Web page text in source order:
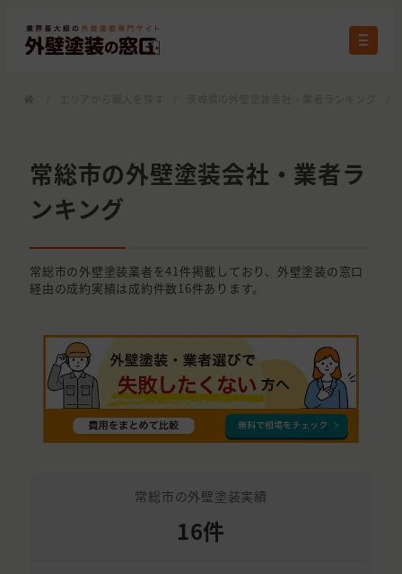
常総市の外壁塗装会社・業者ラ
ンキング
常総市の外壁塗装業者を41件掲載しており、外壁塗装の窓口
経由の成約実績は成約件数16件あります。
常総市の外壁塗装実績
16件